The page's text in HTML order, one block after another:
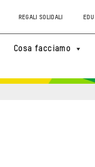
REGALI SOLIDALI EDU
Cosa facciamo